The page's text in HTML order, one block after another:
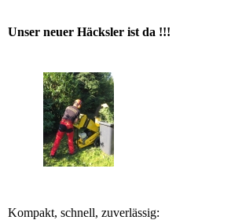
Unser neuer Häcksler ist da !!!
Kompakt, schnell, zuverlässig: